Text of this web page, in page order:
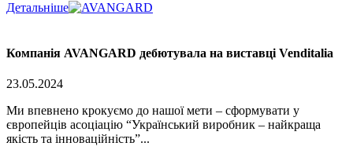
Детальніше
Компанія AVANGARD дебютувала на виставці Venditalia
23.05.2024
Ми впевнено крокуємо до нашої мети – сформувати у
європейців асоціацію “Український виробник – найкраща
якість та інноваційність”...